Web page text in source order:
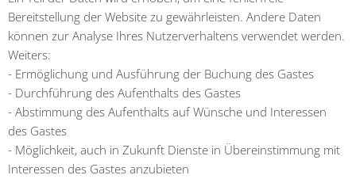
Bereitstellung der Website zu gewährleisten. Andere Daten
können zur Analyse Ihres Nutzerverhaltens verwendet werden.
Weiters:
- Ermöglichung und Ausführung der Buchung des Gastes
- Durchführung des Aufenthalts des Gastes
- Abstimmung des Aufenthalts auf Wünsche und Interessen
des Gastes
- Möglichkeit, auch in Zukunft Dienste in Übereinstimmung mit
Interessen des Gastes anzubieten